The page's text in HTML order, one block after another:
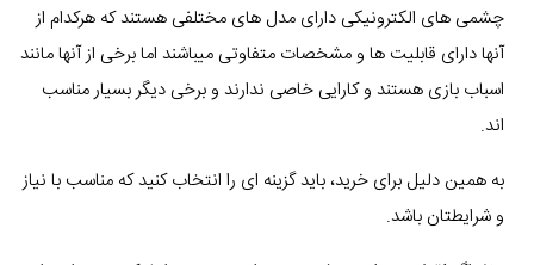
چشمی های الکترونیکی دارای مدل های مختلفی هستند که هرکدام از
آنها دارای قابلیت ها و مشخصات متفاوتی میباشند اما برخی از آنها مانند
اسباب بازی هستند و کارایی خاصی ندارند و برخی دیگر بسیار مناسب
اند.
به همین دلیل برای خرید، باید گزینه ای را انتخاب کنید که مناسب با نیاز
و شرایطتان باشد.